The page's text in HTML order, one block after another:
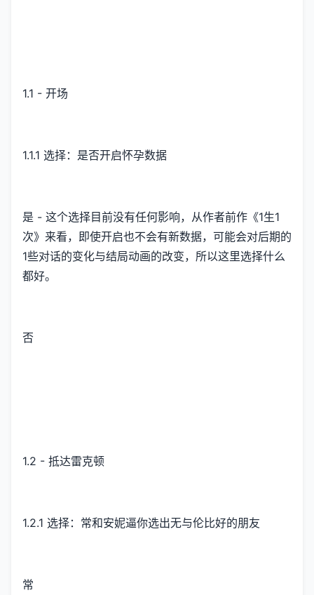
1.1 - 开场
1.1.1 选择：是否开启怀孕数据
是 - 这个选择目前没有任何影响，从作者前作《1生1
次》来看，即使开启也不会有新数据，可能会对后期的
1些对话的变化与结局动画的改变，所以这里选择什么
都好。
否
1.2 - 抵达雷克顿
1.2.1 选择：常和安妮逼你选出无与伦比好的朋友
常